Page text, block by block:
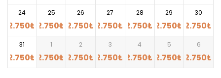
24
2.750₺
25
2.750₺
26
2.750₺
27
2.750₺
28
2.750₺
29
2.750₺
30
2.750₺
31
2.750₺
1
2.750₺
2
2.750₺
3
2.750₺
4
2.750₺
5
2.750₺
6
2.750₺